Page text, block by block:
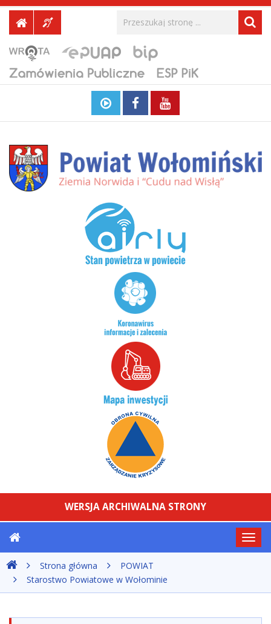
WERSJA ARCHIWALNA STRONY
Strona główna
POWIAT
Starostwo Powiatowe w Wołominie